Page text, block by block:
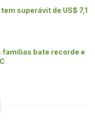
superávit de US$ 7,1
famílias bate recorde e